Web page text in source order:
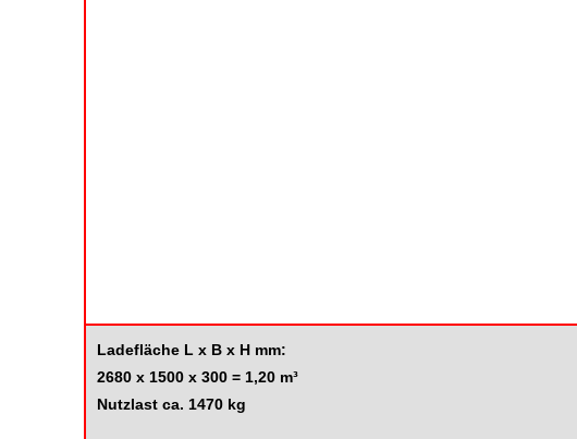
Ladefläche L x B x H mm:
2680 x 1500 x 300 = 1,20 m³
Nutzlast ca. 1470 kg